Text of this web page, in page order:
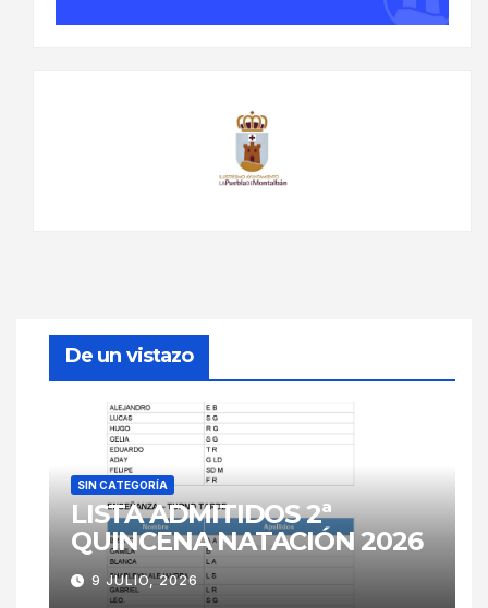
De un vistazo
SIN CATEGORÍA
LISTA ADMITIDOS 2ª
QUINCENA NATACIÓN 2026
9 JULIO, 2026